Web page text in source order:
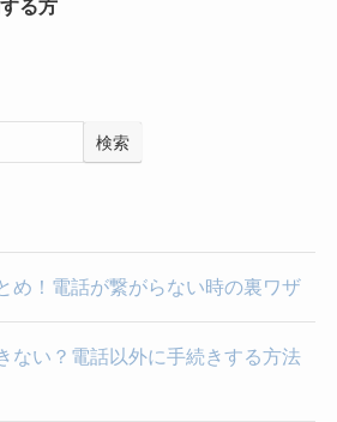
る方
検索
め！電話が繋がらない時の裏ワザ
ない？電話以外に手続きする方法